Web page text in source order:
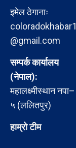
इमेल ठेगानाः
coloradokhabar1
@gmail.com
सम्पर्क कार्यालय
(नेपाल):
महालक्ष्मीस्थान नपा–
५ (ललितपुर)
हाम्रो टीम